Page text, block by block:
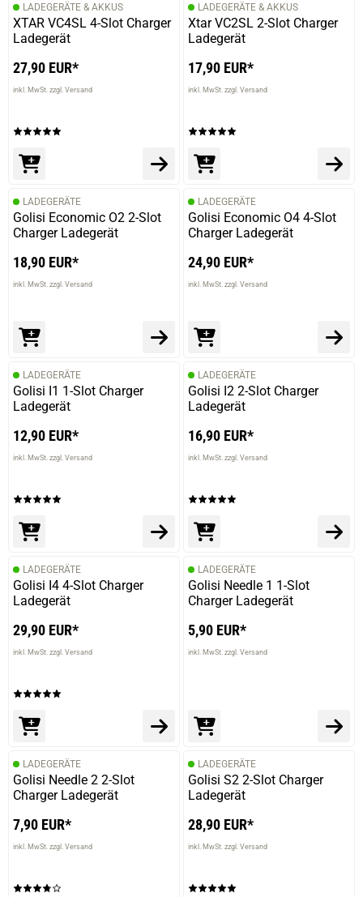
LADEGERÄTE & AKKUS
XTAR VC4SL 4-Slot Charger
Ladegerät
27,90 EUR*
inkl. MwSt. zzgl. Versand
LADEGERÄTE & AKKUS
Xtar VC2SL 2-Slot Charger
Ladegerät
17,90 EUR*
inkl. MwSt. zzgl. Versand
LADEGERÄTE
Golisi Economic O2 2-Slot
Charger Ladegerät
18,90 EUR*
inkl. MwSt. zzgl. Versand
LADEGERÄTE
Golisi Economic O4 4-Slot
Charger Ladegerät
24,90 EUR*
inkl. MwSt. zzgl. Versand
LADEGERÄTE
Golisi I1 1-Slot Charger
Ladegerät
12,90 EUR*
inkl. MwSt. zzgl. Versand
LADEGERÄTE
Golisi I2 2-Slot Charger
Ladegerät
16,90 EUR*
inkl. MwSt. zzgl. Versand
LADEGERÄTE
Golisi I4 4-Slot Charger
Ladegerät
29,90 EUR*
inkl. MwSt. zzgl. Versand
LADEGERÄTE
Golisi Needle 1 1-Slot
Charger Ladegerät
5,90 EUR*
inkl. MwSt. zzgl. Versand
LADEGERÄTE
Golisi Needle 2 2-Slot
Charger Ladegerät
7,90 EUR*
inkl. MwSt. zzgl. Versand
LADEGERÄTE
Golisi S2 2-Slot Charger
Ladegerät
28,90 EUR*
inkl. MwSt. zzgl. Versand